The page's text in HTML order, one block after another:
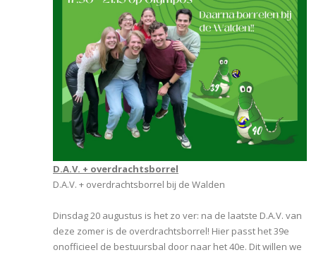
D.A.V. + overdrachtsborrel
D.A.V. + overdrachtsborrel bij de Walden
Dinsdag 20 augustus is het zo ver: na de laatste D.A.V. van
deze zomer is de overdrachtsborrel! Hier passt het 39e
onofficieel de bestuursbal door naar het 40e. Dit willen we